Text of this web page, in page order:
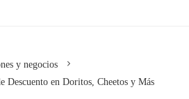
y negocios
Descuento en Doritos, Cheetos y Más